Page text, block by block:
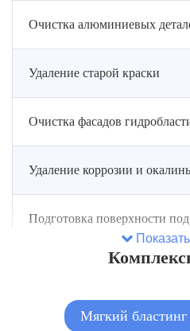
Очистка алюминиевых
Удаление старой краски
Очистка фасадов
Удаление коррозии и
Подготовка поверхности
Очистка промышленного
Очистка автомобильных
Мягкий бластинг